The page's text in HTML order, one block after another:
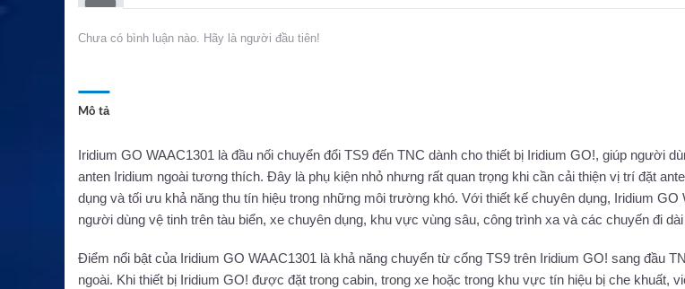
Chưa có bình luận nào. Hãy là người đầu tiên!
Mô tả
Iridium GO WAAC1301 là đầu nối chuyển đổi TS9 đến TNC dành cho thiết bị Iridium GO!, giúp người
anten Iridium ngoài tương thích. Đây là phụ kiện nhỏ nhưng rất quan trọng khi cần cải thiện vị trí đặt
dụng và tối ưu khả năng thu tín hiệu trong những môi trường khó. Với thiết kế chuyên dụng, Iridium GO
người dùng vệ tinh trên tàu biển, xe chuyên dụng, khu vực vùng sâu, công trình xa và các chuyến đi dài
Điểm nổi bật của Iridium GO WAAC1301 là khả năng chuyển từ cổng TS9 trên Iridium GO! sang đầu
ngoài. Khi thiết bị Iridium GO! được đặt trong cabin, trong xe hoặc trong khu vực tín hiệu bị che khuất,